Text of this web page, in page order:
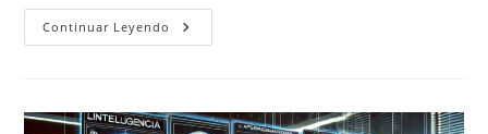
Continuar Leyendo Blockchain:
Innovación